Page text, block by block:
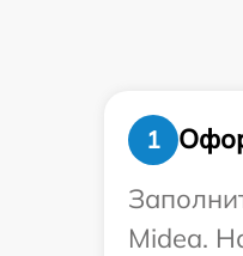
1
Midea.